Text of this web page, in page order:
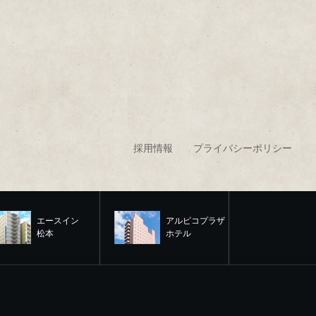
採用情報 プライバシーポリシー
エースイン
松本
アルピコプラザ
ホテル